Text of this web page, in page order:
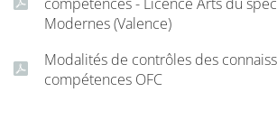
Modernes (Valence)
Modalités de contrôles des
compétences OFC